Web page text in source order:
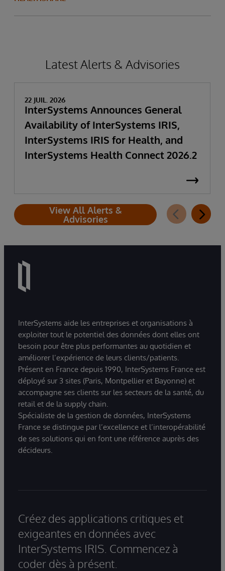
Latest Alerts & Advisories
22 JUIL. 2026
InterSystems Announces General
Availability of InterSystems IRIS,
InterSystems IRIS for Health, and
InterSystems Health Connect 2026.2
View All Alerts &
Advisories
InterSystems aide les entreprises et organisations à
exploiter tout le potentiel des données dont elles ont
besoin pour être plus performantes au quotidien et
améliorer l’expérience de leurs clients/patients.
Présent en France depuis 1990, InterSystems France est
déployé sur 3 sites (Paris, Montpellier et Bayonne) et
accompagne ses clients sur les secteurs de la santé, du
retail et de la supply chain.
Spécialiste de la gestion de données, InterSystems
France se distingue par l’excellence et l’interopérabilité
de ses solutions qui en font une référence auprès des
décideurs.
Créez des applications critiques et
exigeantes en données avec
InterSystems IRIS. Commencez à
coder dès à présent.